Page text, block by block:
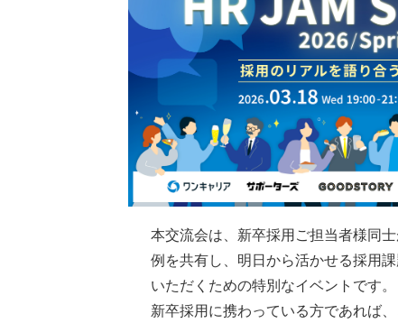
本交流会は、新卒採用ご担当者様同
例を共有し、明日から活かせる採用
いただくための特別なイベントです。
新卒採用に携わっている方であれば